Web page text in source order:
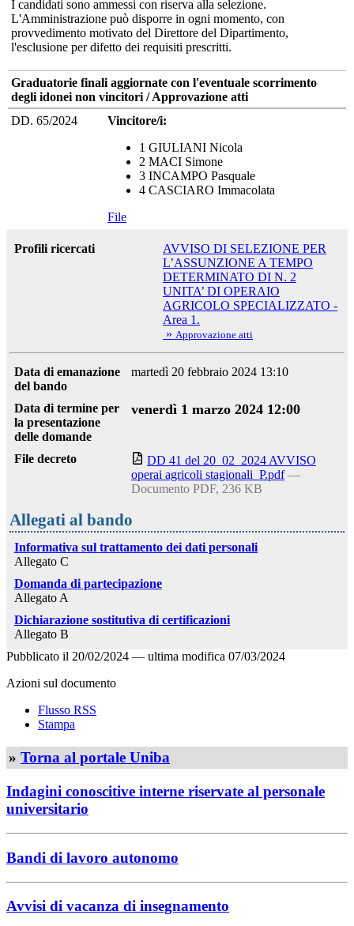
I candidati sono ammessi con riserva alla selezione.
L'Amministrazione può disporre in ogni momento, con
provvedimento motivato del Direttore del Dipartimento,
l'esclusione per difetto dei requisiti prescritti.
Graduatorie finali aggiornate con l'eventuale scorrimento
degli idonei non vincitori / Approvazione atti
DD. 65/2024
Vincitore/i:
1 GIULIANI Nicola
2 MACI Simone
3 INCAMPO Pasquale
4 CASCIARO Immacolata
File
Profili ricercati
AVVISO DI SELEZIONE PER
L’ASSUNZIONE A TEMPO
DETERMINATO DI N. 2
UNITA’ DI OPERAIO
AGRICOLO SPECIALIZZATO -
Area 1.
» Approvazione atti
Data di emanazione
del bando
martedì 20 febbraio 2024 13:10
Data di termine per
la presentazione
delle domande
venerdì 1 marzo 2024 12:00
File decreto
DD 41 del 20_02_2024 AVVISO
operai agricoli stagionali_P.pdf —
Documento PDF, 236 KB
Allegati al bando
Informativa sul trattamento dei dati personali
Allegato C
Domanda di partecipazione
Allegato A
Dichiarazione sostitutiva di certificazioni
Allegato B
Pubblicato il 20/02/2024 — ultima modifica 07/03/2024
Azioni sul documento
Flusso RSS
Stampa
» Torna al portale Uniba
Indagini conoscitive interne riservate al personale
universitario
Bandi di lavoro autonomo
Avvisi di vacanza di insegnamento